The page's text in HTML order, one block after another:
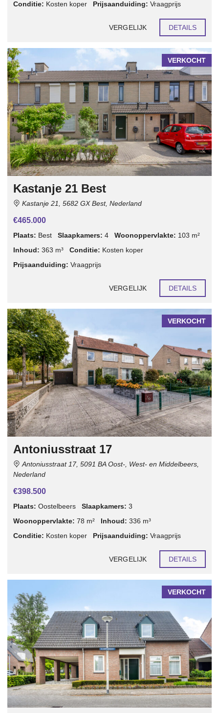
Conditie: Kosten koper Prijsaanduiding: Vraagprijs
VERGELIJK DETAILS
VERKOCHT
Kastanje 21 Best
Kastanje 21, 5682 GX Best, Nederland
€465.000
Plaats: Best Slaapkamers: 4 Woonoppervlakte: 103 m²
Inhoud: 363 m³ Conditie: Kosten koper
Prijsaanduiding: Vraagprijs
VERGELIJK DETAILS
VERKOCHT
Antoniusstraat 17
Antoniusstraat 17, 5091 BA Oost-, West- en Middelbeers,
Nederland
€398.500
Plaats: Oostelbeers Slaapkamers: 3
Woonoppervlakte: 78 m² Inhoud: 336 m³
Conditie: Kosten koper Prijsaanduiding: Vraagprijs
VERGELIJK DETAILS
VERKOCHT